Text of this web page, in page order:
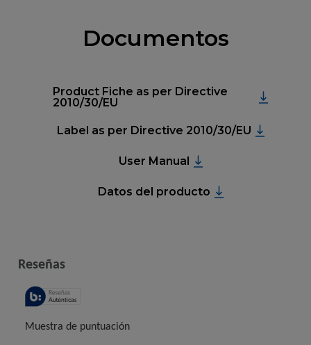
Documentos
Product Fiche as per Directive
2010/30/EU
Label as per Directive 2010/30/EU
User Manual
Datos del producto